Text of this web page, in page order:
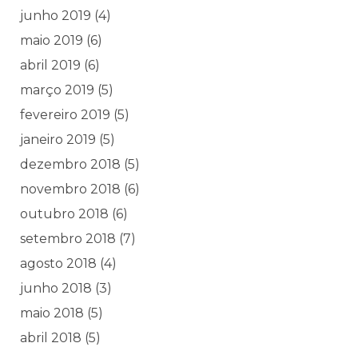
junho 2019 (4)
maio 2019 (6)
abril 2019 (6)
março 2019 (5)
fevereiro 2019 (5)
janeiro 2019 (5)
dezembro 2018 (5)
novembro 2018 (6)
outubro 2018 (6)
setembro 2018 (7)
agosto 2018 (4)
junho 2018 (3)
maio 2018 (5)
abril 2018 (5)